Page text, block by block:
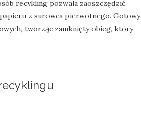
recykling pozwala zaoszczędzić
z surowca pierwotnego. Gotowy
tworząc zamknięty obieg, który